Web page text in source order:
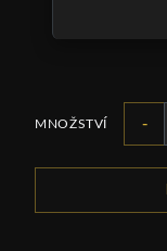
MNOŽSTVÍ -